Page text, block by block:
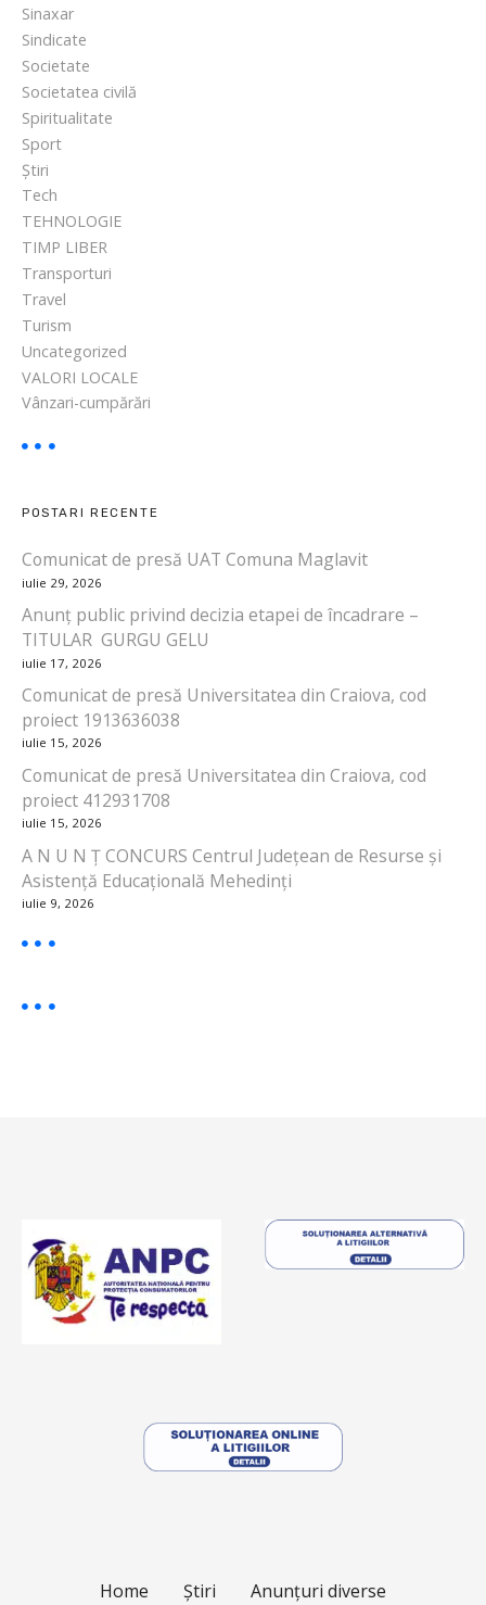
Sinaxar
Sindicate
Societate
Societatea civilă
Spiritualitate
Sport
Știri
Tech
TEHNOLOGIE
TIMP LIBER
Transporturi
Travel
Turism
Uncategorized
VALORI LOCALE
Vânzari-cumpărări
POSTARI RECENTE
Comunicat de presă UAT Comuna Maglavit
iulie 29, 2026
Anunț public privind decizia etapei de încadrare –
TITULAR GURGU GELU
iulie 17, 2026
Comunicat de presă Universitatea din Craiova, cod
proiect 1913636038
iulie 15, 2026
Comunicat de presă Universitatea din Craiova, cod
proiect 412931708
iulie 15, 2026
A N U N Ț CONCURS Centrul Județean de Resurse și
Asistență Educațională Mehedinți
iulie 9, 2026
Home Știri Anunțuri diverse